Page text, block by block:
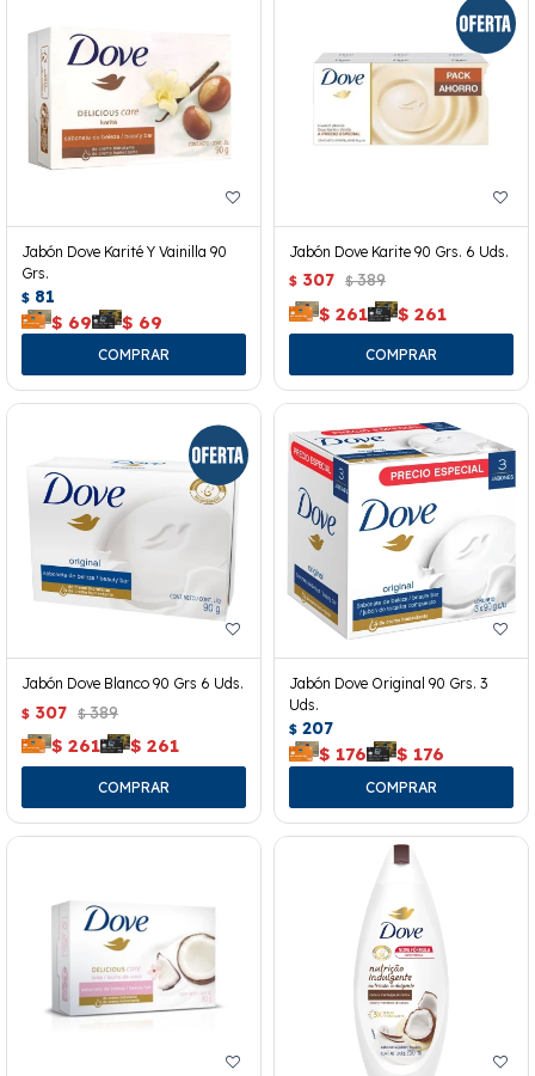
Jabón Dove Karité Y Vainilla 90
Grs.
$ 81
$ 69 $ 69
Jabón Dove Karite 90 Grs. 6 Uds.
$ 307 $ 389
$ 261 $ 261
Jabón Dove Blanco 90 Grs 6 Uds.
$ 307 $ 389
$ 261 $ 261
Jabón Dove Original 90 Grs. 3
Uds.
$ 207
$ 176 $ 176